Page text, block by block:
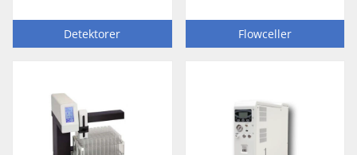
Detektorer Flowceller